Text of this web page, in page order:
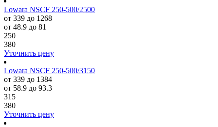
Lowara NSCF 250-500/2500
от 339 до 1268
от 48.9 до 81
250
380
Уточнить цену
Lowara NSCF 250-500/3150
от 339 до 1384
от 58.9 до 93.3
315
380
Уточнить цену